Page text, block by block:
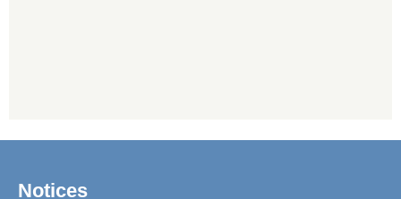
Notices